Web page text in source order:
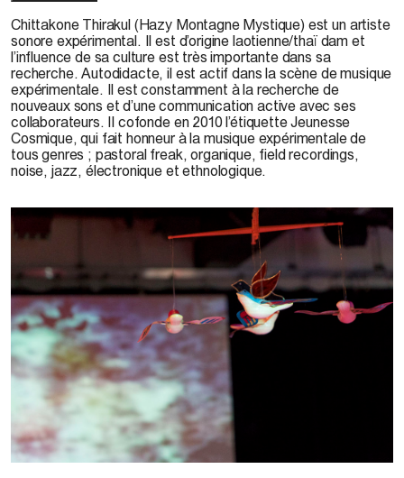
Chittakone Thirakul(Hazy Montagne Mystique) est un artiste
sonore expérimental. Il est d’origine laotienne/thaï dam et
l’influence de sa culture est très importante dans sa
recherche. Autodidacte, il est actif dans la scène de musique
expérimentale. Il est constamment à la recherche de
nouveaux sons et d’une communication active avec ses
collaborateurs. Il cofonde en 2010 l’étiquette Jeunesse
Cosmique, qui fait honneur à la musique expérimentale de
tous genres ; pastoral freak, organique, field recordings,
noise, jazz, électronique et ethnologique.